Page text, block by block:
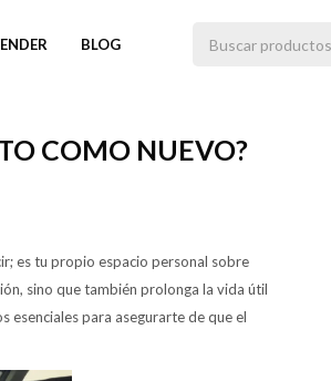
BLOG
COMO NUEVO?
es tu propio espacio personal sobre
sino que también prolonga la vida útil
esenciales para asegurarte de que el